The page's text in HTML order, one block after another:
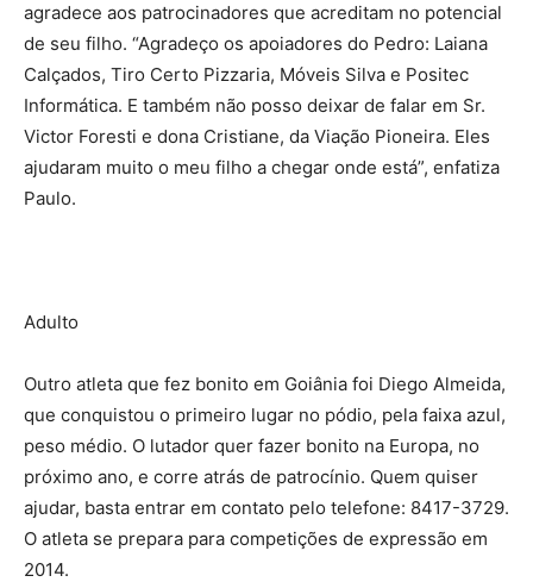
agradece aos patrocinadores que acreditam no potencial
de seu filho. “Agradeço os apoiadores do Pedro: Laiana
Calçados, Tiro Certo Pizzaria, Móveis Silva e Positec
Informática. E também não posso deixar de falar em Sr.
Victor Foresti e dona Cristiane, da Viação Pioneira. Eles
ajudaram muito o meu filho a chegar onde está”, enfatiza
Paulo.
Adulto
Outro atleta que fez bonito em Goiânia foi Diego Almeida,
que conquistou o primeiro lugar no pódio, pela faixa azul,
peso médio. O lutador quer fazer bonito na Europa, no
próximo ano, e corre atrás de patrocínio. Quem quiser
ajudar, basta entrar em contato pelo telefone: 8417-3729.
O atleta se prepara para competições de expressão em
2014.